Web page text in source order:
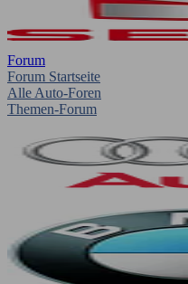
Forum
Forum Startseite
Alle Auto-Foren
Themen-Forum